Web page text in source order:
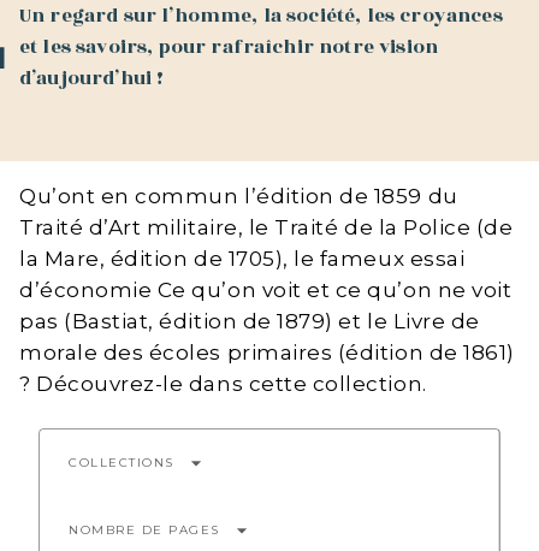
Un regard sur l’homme, la société, les croyances
et les savoirs, pour rafraîchir notre vision
d’aujourd’hui !
Qu’ont en commun l’édition de 1859 du
Traité d’Art militaire, le Traité de la Police (de
la Mare, édition de 1705), le fameux essai
d’économie Ce qu’on voit et ce qu’on ne voit
pas (Bastiat, édition de 1879) et le Livre de
morale des écoles primaires (édition de 1861)
? Découvrez-le dans cette collection.
COLLECTIONS arrow_drop_down
NOMBRE DE PAGES arrow_drop_down